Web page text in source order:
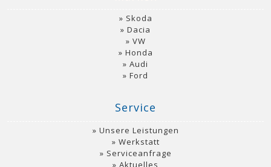
Skoda
Dacia
VW
Honda
Audi
Ford
Service
Unsere Leistungen
Werkstatt
Serviceanfrage
Aktuelles